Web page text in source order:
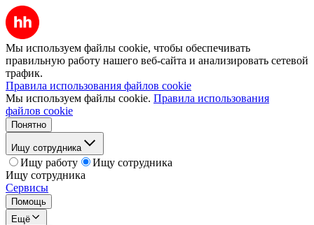
Мы используем файлы cookie, чтобы обеспечивать
правильную работу нашего веб-сайта и анализировать сетевой
трафик.
Правила использования файлов cookie
Мы используем файлы cookie. Правила использования
файлов cookie
Понятно
Ищу сотрудника
Ищу работу
Ищу сотрудника
Ищу сотрудника
Сервисы
Помощь
Ещё